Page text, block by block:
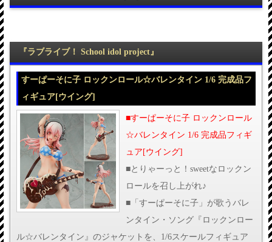
『ラブライブ！ School idol project』
すーぱーそに子 ロックンロール☆バレンタイン 1/6 完成品フ
ィギュア[ウイング]
■すーぱーそに子 ロックンロール
☆バレンタイン 1/6 完成品フィギ
ュア[ウイング]
■とりゃーっと！sweetなロックン
ロールを召し上がれ♪
■「すーぱーそに子」が歌うバレ
ンタイン・ソング『ロックンロー
ル☆バレンタイン』のジャケットを、1/6スケールフィギュア